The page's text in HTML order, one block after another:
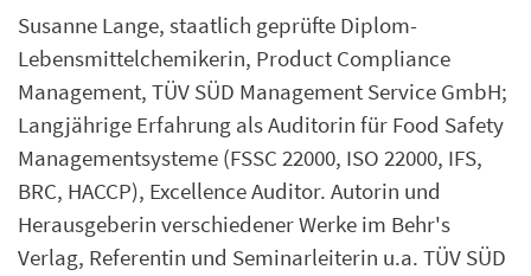
Susanne Lange, staatlich geprüfte Diplom-
Lebensmittelchemikerin, Product Compliance
Management, TÜV SÜD Management Service GmbH;
Langjährige Erfahrung als Auditorin für Food Safety
Managementsysteme (FSSC 22000, ISO 22000, IFS,
BRC, HACCP), Excellence Auditor. Autorin und
Herausgeberin verschiedener Werke im Behr's
Verlag, Referentin und Seminarleiterin u.a. TÜV SÜD